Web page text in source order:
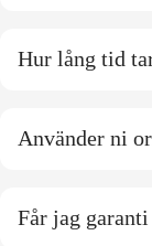
Hur lång tid
Använder ni
Får jag